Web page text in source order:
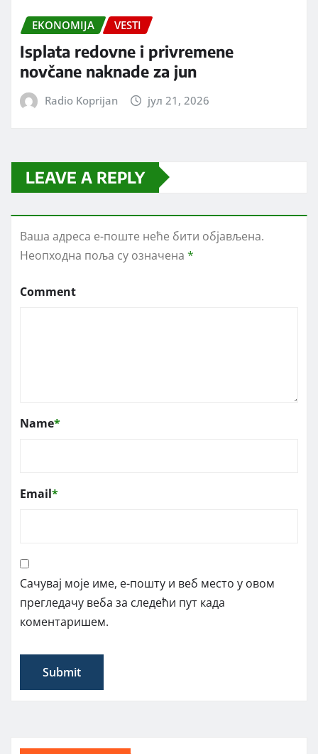
EKONOMIJA VESTI
Isplata redovne i privremene
novčane naknade za jun
Radio Koprijan јул 21, 2026
LEAVE A REPLY
Ваша адреса е-поште неће бити објављена.
Неопходна поља су означена *
Comment
Name*
Email*
Сачувај моје име, е-пошту и веб место у овом
прегледачу веба за следећи пут када
коментаришем.